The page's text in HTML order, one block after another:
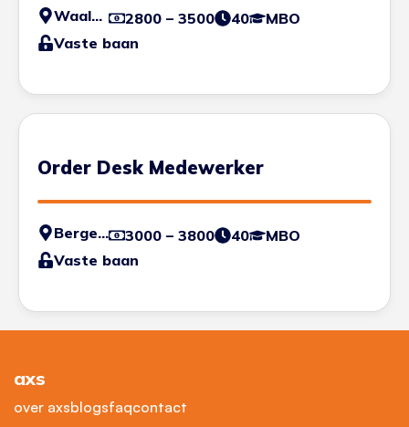
Waalwijk 2800 – 3500 40
MBO
Vaste baan
Order Desk Medewerker
Bergen op Zoom 3000 – 3800 40
MBO
Vaste baan
axs
over axsblogsfaqcontact